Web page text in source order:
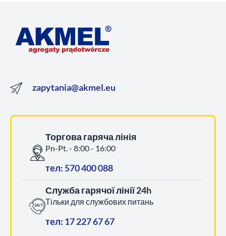
zapytania@akmel.eu
Торгова гаряча лінія
Pn-Pt. - 8:00 - 16:00
тел: 570 400 088
Служба гарячої лінії 24h
Тільки для службових питань
тел: 17 227 67 67